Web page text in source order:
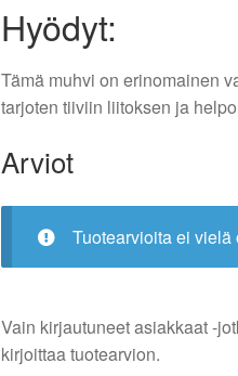
Hyödyt:
Tämä muhvi on erinomainen
tarjoten tiiviin liitoksen ja
Arviot
Tuotearvioita ei vielä
Vain kirjautuneet asiakkaat -
kirjoittaa tuotearvion.